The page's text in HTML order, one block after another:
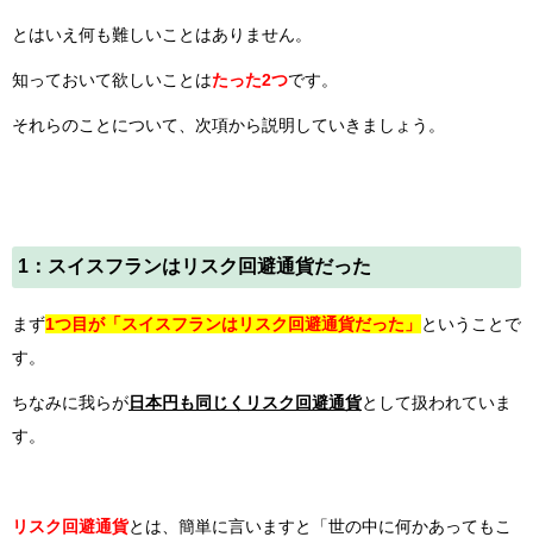
とはいえ何も難しいことはありません。
知っておいて欲しいことはたった2つです。
それらのことについて、次項から説明していきましょう。
1：スイスフランはリスク回避通貨だった
まず1つ目が「スイスフランはリスク回避通貨だった」 ということで
す。
ちなみに我らが日本円も同じくリスク回避通貨として扱われていま
す。
リスク回避通貨とは、簡単に言いますと「世の中に何かあってもこ